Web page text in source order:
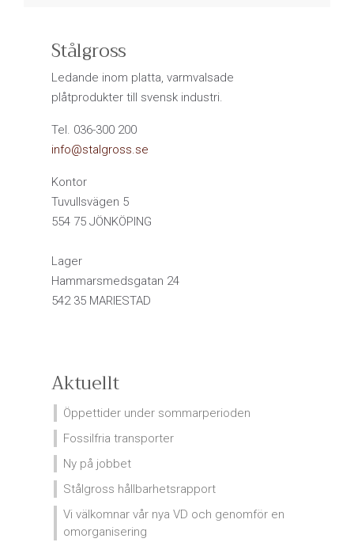
Stålgross
Ledande inom platta, varmvalsade
plåtprodukter till svensk industri.
Tel. 036-300 200
info@stalgross.se
Kontor
Tuvullsvägen 5
554 75 JÖNKÖPING
Lager
Hammarsmedsgatan 24
542 35 MARIESTAD
Aktuellt
Öppettider under sommarperioden
Fossilfria transporter
Ny på jobbet
Stålgross hållbarhetsrapport
Vi välkomnar vår nya VD och genomför en
omorganisering